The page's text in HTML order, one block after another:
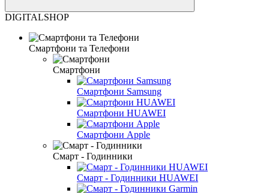
DIGITALSHOP
Смартфони та Телефони
Смартфони
Смартфони Samsung
Смартфони HUAWEI
Смартфони Apple
Смарт - Годинники
Смарт - Годинники HUAWEI